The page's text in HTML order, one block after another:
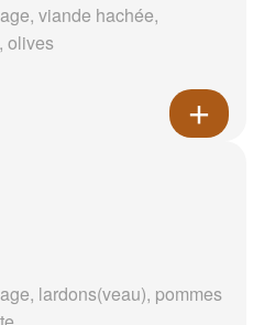
viande hachée,
olives
lardons(veau), pommes